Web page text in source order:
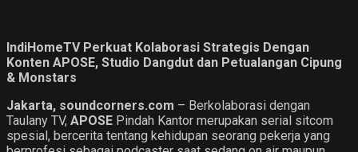
IndiHomeTV Perkuat Kolaborasi Strategis Dengan
Konten APOSE, Studio Dangdut dan Petualangan Cipung
& Monstars
Jakarta, soundcorners.com – Berkolaborasi dengan
Taulany TV, APOSE Pindah Kantor merupakan serial sitcom
spesial, bercerita tentang kehidupan seorang pekerja yang